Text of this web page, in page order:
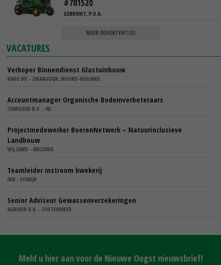
#781520
GEBRUIKT, P.O.A.
MEER ADVERTENTIES
VACATURES
Verkoper Binnendienst Glastuinbouw
KARO BV - ZWAAGDIJK, NOORD-HOLLAND,
Accountmanager Organische Bodemverbeteraars
COMGOED B.V. - NL
Projectmedewerker BoerenNetwerk – Natuurinclusieve
Landbouw
WIJ.LAND - ABCOUDE
Teamleider instroom kwekerij
IBN - SCHAIJK
Senior Adviseur Gewassenverzekeringen
AGRIVER U.A. - ZOETERMEER
Meld u hier aan voor de Nieuwe Oogst nieuwsbrief!